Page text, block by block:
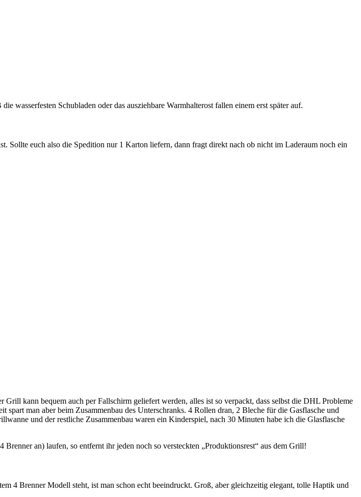
wasserfesten Schubladen oder das ausziehbare Warmhalterost fallen einem erst später auf.
Sollte euch also die Spedition nur 1 Karton liefern, dann fragt direkt nach ob nicht im Laderaum noch ein
kann bequem auch per Fallschirm geliefert werden, alles ist so verpackt, dass selbst die DHL Probleme
man aber beim Zusammenbau des Unterschranks. 4 Rollen dran, 2 Bleche für die Gasflasche und
und der restliche Zusammenbau waren ein Kinderspiel, nach 30 Minuten habe ich die Glasflasche
an) laufen, so entfernt ihr jeden noch so versteckten „Produktionsrest“ aus dem Grill!
4 Brenner Modell steht, ist man schon echt beeindruckt. Groß, aber gleichzeitig elegant, tolle Haptik und